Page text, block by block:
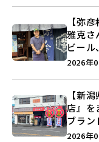
【弥
雅克さ
ビー
史”に
2026年
【新
店』を
ブラン
しょう
2026年